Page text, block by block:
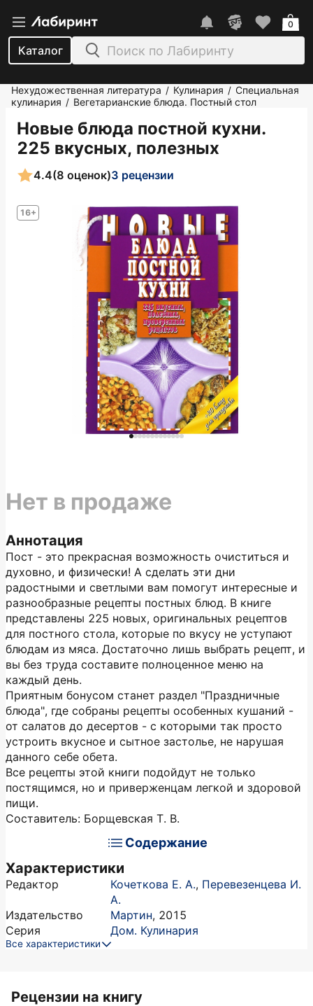
Каталог
0
Нехудожественная литература / Кулинария / Специальная
кулинария / Вегетарианские блюда. Постный стол
Новые блюда постной кухни.
225 вкусных, полезных
16+
4.4(8 оценок)3 рецензии
Аннотация
Пост - это прекрасная возможность очиститься и
духовно, и физически! А сделать эти дни
радостными и светлыми вам помогут интересные и
разно­образные рецепты постных блюд. В книге
представлены 225 новых, оригинальных рецептов
для постного стола, которые по вкусу не уступают
блюдам из мяса. Достаточно лишь выбрать рецепт, и
вы без труда составите полноценное меню на
каждый день.
Приятным бонусом станет раздел "Праздничные
блюда", где собраны рецепты особенных кушаний -
от салатов до десертов - с которыми так просто
устроить вкусное и сытное застолье, не нарушая
данного себе обета.
Все рецепты этой книги подойдут не только
постящимся, но и приверженцам легкой и здоровой
пищи.
Составитель: Борщевская Т. В.
Содержание
Характеристики
Редактор Кочеткова Е. А., Перевезенцева И.
А.
Издательство
Мартин, 2015
Серия
Дом. Кулинария
Все характеристики
Нет в продаже
Рецензии на книгу